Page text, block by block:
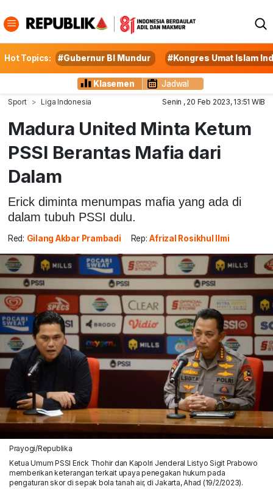
Hot Topics: #Gubernur BI Mundur #Kongres Umat Islam
Klasemen Jadwal
Sport Liga Indonesia Senin , 20 Feb 2023, 13:51 WIB
Madura United Minta Ketum
PSSI Berantas Mafia dari
Dalam
Erick diminta menumpas mafia yang ada di
dalam tubuh PSSI dulu.
Red: Gilang Akbar Prambadi Rep: Afrizal Rosikhul Ilmi
Prayogi/Republika
Ketua Umum PSSI Erick Thohir dan Kapolri Jenderal Listyo Sigit Prabowo
memberikan keterangan terkait upaya penegakan hukum pada
pengaturan skor di sepak bola tanah air, di Jakarta, Ahad (19/2/2023).